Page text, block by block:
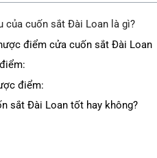
của cuốn sắt Đài Loan là gì?
điểm cửa cuốn sắt Đài Loan
điểm:
sắt Đài Loan tốt hay không?